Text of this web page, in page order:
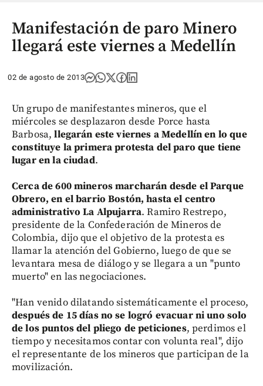
Manifestación de paro Minero
llegará este viernes a Medellín
02 de agosto de 2013
Un grupo de manifestantes mineros, que el
miércoles se desplazaron desde Porce hasta
Barbosa, llegarán este viernes a Medellín en lo que
constituye la primera protesta del paro que tiene
lugar en la ciudad.
Cerca de 600 mineros marcharán desde el Parque
Obrero, en el barrio Bostón, hasta el centro
administrativo La Alpujarra. Ramiro Restrepo,
presidente de la Confederación de Mineros de
Colombia, dijo que el objetivo de la protesta es
llamar la atención del Gobierno, luego de que se
levantara mesa de diálogo y se llegara a un "punto
muerto" en las negociaciones.
"Han venido dilatando sistemáticamente el proceso,
después de 15 días no se logró evacuar ni uno solo
de los puntos del pliego de peticiones, perdimos el
tiempo y necesitamos contar con volunta real", dijo
el representante de los mineros que participan de la
movilización.